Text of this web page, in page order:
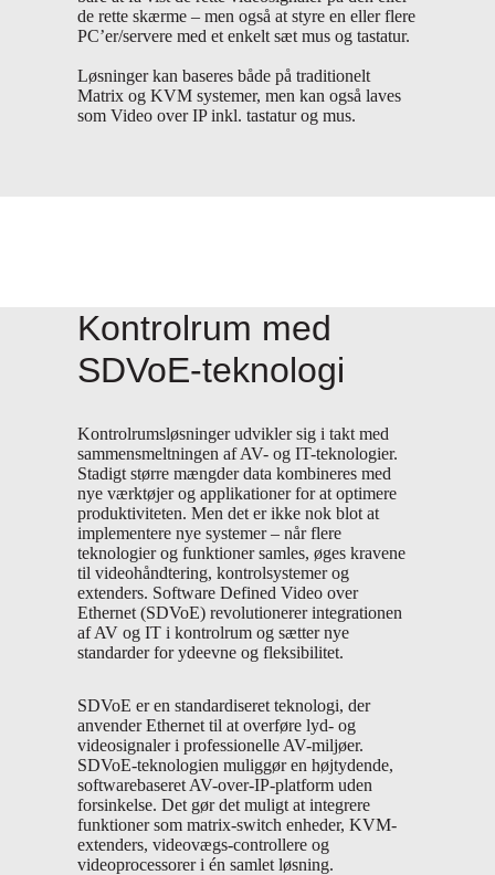
de rette skærme – men også at styre en eller flere
PC’er/servere med et enkelt sæt mus og tastatur.
Løsninger kan baseres både på traditionelt
Matrix og KVM systemer, men kan også laves
som Video over IP inkl. tastatur og mus.
Kontrolrum med
SDVoE-teknologi
Kontrolrumsløsninger udvikler sig i takt med
sammensmeltningen af AV- og IT-teknologier.
Stadigt større mængder data kombineres med
nye værktøjer og applikationer for at optimere
produktiviteten. Men det er ikke nok blot at
implementere nye systemer – når flere
teknologier og funktioner samles, øges kravene
til videohåndtering, kontrolsystemer og
extenders. Software Defined Video over
Ethernet (SDVoE) revolutionerer integrationen
af AV og IT i kontrolrum og sætter nye
standarder for ydeevne og fleksibilitet.
SDVoE er en standardiseret teknologi, der
anvender Ethernet til at overføre lyd- og
videosignaler i professionelle AV-miljøer.
SDVoE-teknologien muliggør en højtydende,
softwarebaseret AV-over-IP-platform uden
forsinkelse. Det gør det muligt at integrere
funktioner som matrix-switch enheder, KVM-
extenders, videovægs-controllere og
videoprocessorer i én samlet løsning.